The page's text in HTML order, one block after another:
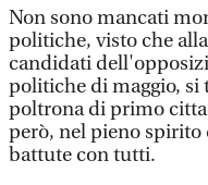
Non sono mancati
politiche, visto che
candidati
politiche di maggio, si
poltrona di primo
però, nel pieno spirito
battute con tutti.